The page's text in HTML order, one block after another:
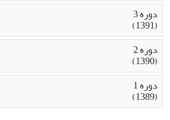
دوره 3
(1391)
دوره 2
(1390)
دوره 1
(1389)